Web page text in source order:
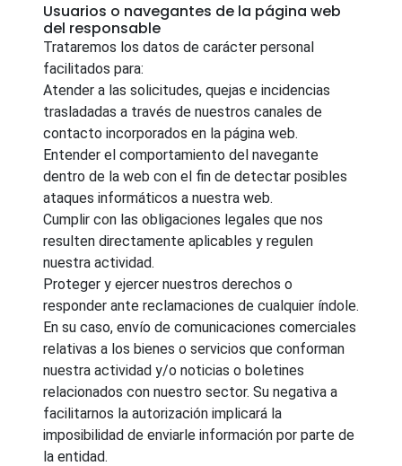
Usuarios o navegantes de la página web
del responsable
Trataremos los datos de carácter personal
facilitados para:
Atender a las solicitudes, quejas e incidencias
trasladadas a través de nuestros canales de
contacto incorporados en la página web.
Entender el comportamiento del navegante
dentro de la web con el fin de detectar posibles
ataques informáticos a nuestra web.
Cumplir con las obligaciones legales que nos
resulten directamente aplicables y regulen
nuestra actividad.
Proteger y ejercer nuestros derechos o
responder ante reclamaciones de cualquier índole.
En su caso, envío de comunicaciones comerciales
relativas a los bienes o servicios que conforman
nuestra actividad y/o noticias o boletines
relacionados con nuestro sector. Su negativa a
facilitarnos la autorización implicará la
imposibilidad de enviarle información por parte de
la entidad.